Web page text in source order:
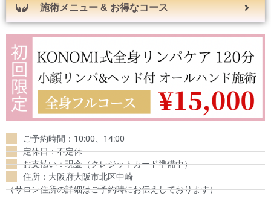
施術メニュー & お得なコース
ご予約時間：10:00、14:00
定休日：不定休
お支払い：現金（クレジットカード準備中）
住所：大阪府大阪市北区中崎
（サロン住所の詳細はご予約時にお伝えしております）